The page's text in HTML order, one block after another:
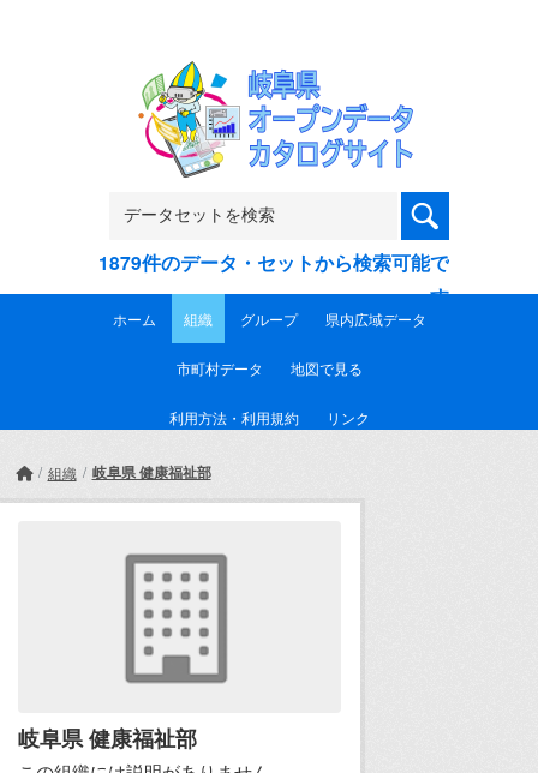
1879件のデータ・セットから検索可能で
す
ホーム 組織 グループ 県内広域データ
市町村データ 地図で見る
利用方法・利用規約 リンク
組織 岐阜県 健康福祉部
岐阜県 健康福祉部